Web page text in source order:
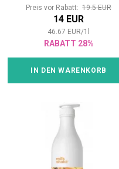
Preis vor Rabatt: 19.5 EUR
14 EUR
46.67 EUR/1
RABATT 28%
IN DEN WARENKORB